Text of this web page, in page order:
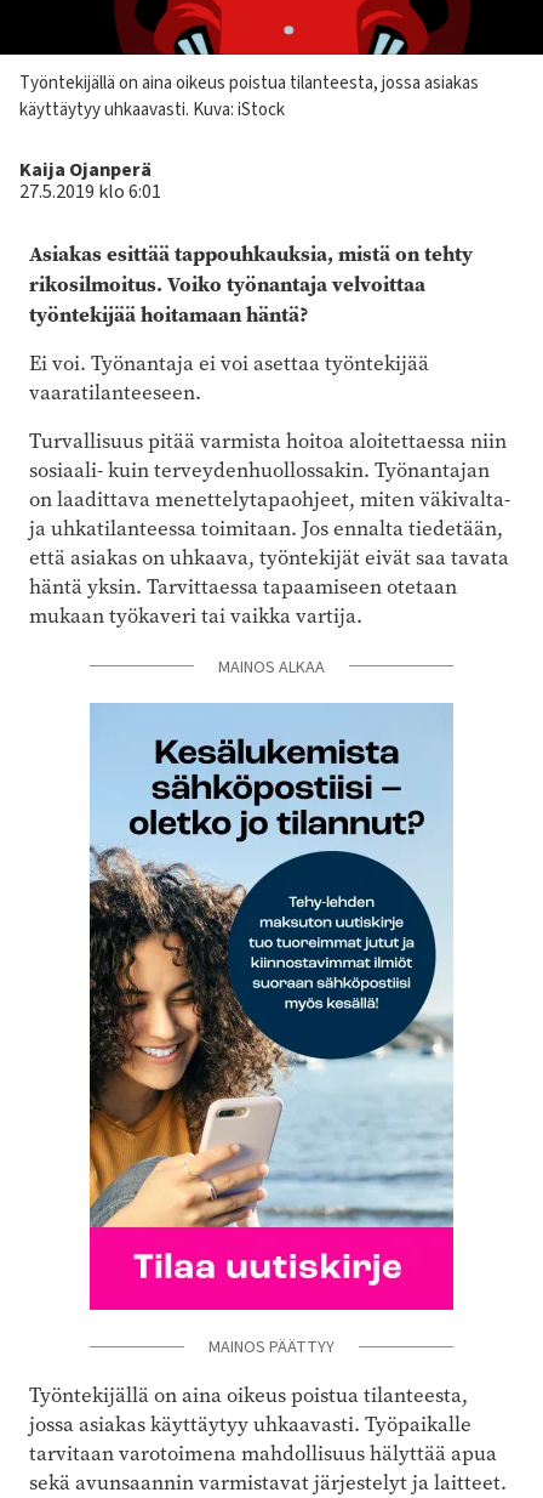
Kuvateksti
Työntekijällä on aina oikeus poistua tilanteesta, jossa asiakas
käyttäytyy uhkaavasti. Kuva: iStock
Kirjoittaja
Kaija Ojanperä
27.5.2019 klo 6:01
Asiakas esittää tappouhkauksia, mistä on tehty
rikosilmoitus. Voiko työnantaja velvoittaa
työntekijää hoitamaan häntä?
Ei voi. Työnantaja ei voi asettaa työntekijää
vaaratilanteeseen.
Turvallisuus pitää varmista hoitoa aloitettaessa niin
sosiaali- kuin terveydenhuollossakin. Työnantajan
on laadittava menettelytapaohjeet, miten väkivalta-
ja uhkatilanteessa toimitaan. Jos ennalta tiedetään,
että asiakas on uhkaava, työntekijät eivät saa tavata
häntä yksin. Tarvittaessa tapaamiseen otetaan
mukaan työkaveri tai vaikka vartija.
MAINOS ALKAA
MAINOS PÄÄTTYY
Työntekijällä on aina oikeus poistua tilanteesta,
jossa asiakas käyttäytyy uhkaavasti. Työpaikalle
tarvitaan varotoimena mahdollisuus hälyttää apua
sekä avunsaannin varmistavat järjestelyt ja laitteet.